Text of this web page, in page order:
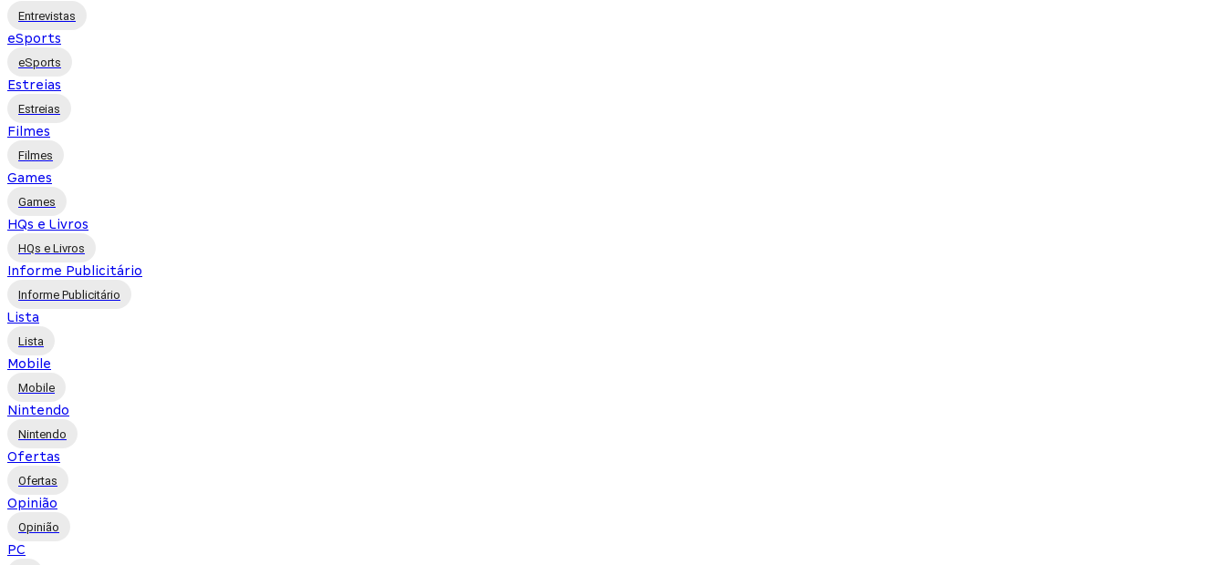
Entrevistas
eSports
eSports
Estreias
Estreias
Filmes
Filmes
Games
Games
HQs e Livros
HQs e Livros
Informe Publicitário
Informe Publicitário
Lista
Lista
Mobile
Mobile
Nintendo
Nintendo
Ofertas
Ofertas
Opinião
Opinião
PC